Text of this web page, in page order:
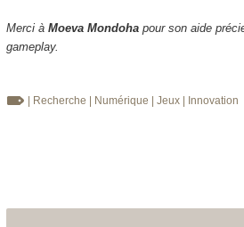
Merci à Moeva Mondohapour son aide
gameplay.
| Recherche | Numérique | Jeux | Innovation